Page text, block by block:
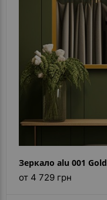
Зеркало alu 001 Gold
от 4 729 грн